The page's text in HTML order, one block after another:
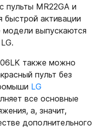
пульты MR22GA и
быстрой активации
модели выпускаются
также можно
пульт без
LG
все основные
а, значит,
дополнительного